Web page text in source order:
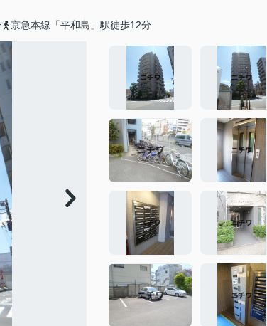
京急本線「平和島」駅徒歩12分